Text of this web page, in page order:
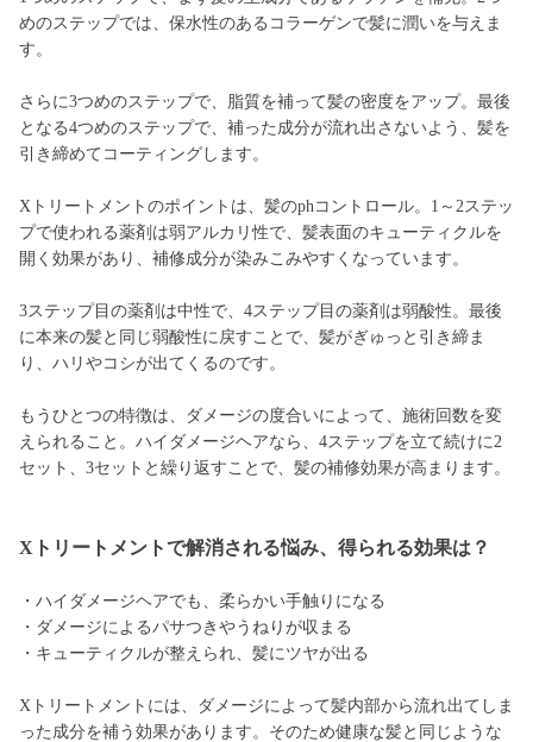
めのステップでは、保水性のあるコラーゲンで髪に潤いを与えま
す。
さらに3つめのステップで、脂質を補って髪の密度をアップ。最後
となる4つめのステップで、補った成分が流れ出さないよう、髪を
引き締めてコーティングします。
Xトリートメントのポイントは、髪のphコントロール。1～2ステッ
プで使われる薬剤は弱アルカリ性で、髪表面のキューティクルを
開く効果があり、補修成分が染みこみやすくなっています。
3ステップ目の薬剤は中性で、4ステップ目の薬剤は弱酸性。最後
に本来の髪と同じ弱酸性に戻すことで、髪がぎゅっと引き締ま
り、ハリやコシが出てくるのです。
もうひとつの特徴は、ダメージの度合いによって、施術回数を変
えられること。ハイダメージヘアなら、4ステップを立て続けに2
セット、3セットと繰り返すことで、髪の補修効果が高まります。
Xトリートメントで解消される悩み、得られる効果は？
・ハイダメージヘアでも、柔らかい手触りになる
・ダメージによるパサつきやうねりが収まる
・キューティクルが整えられ、髪にツヤが出る
Xトリートメントには、ダメージによって髪内部から流れ出てしま
った成分を補う効果があります。そのため健康な髪と同じような